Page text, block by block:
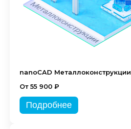
nanoCAD Металлоконструкции
От 55 900 ₽
Подробнее